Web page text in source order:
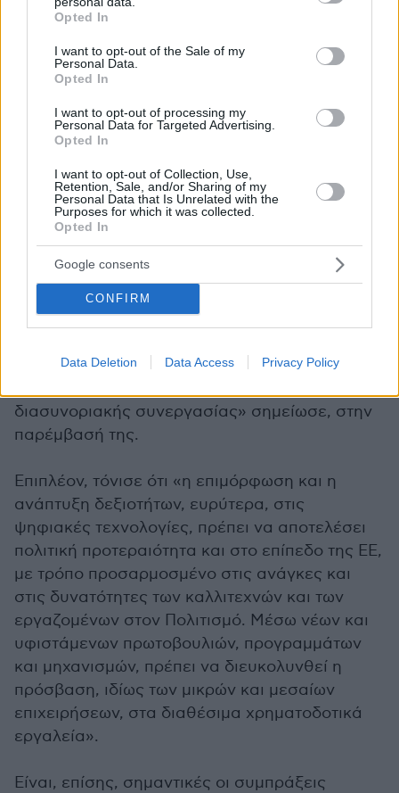
grant or deny consent to Google and its third-party tags to
use your data for below specified purposes in below Google
consent section.
Opted In
I want to opt-out of the Sale of my
Personal Data.
Opted In
I want to opt-out of processing my
Personal Data for Targeted Advertising.
Opted In
I want to opt-out of Collection, Use,
Retention, Sale, and/or Sharing of my
Personal Data that Is Unrelated with the
Purposes for which it was collected.
Opted In
Google consents
CONFIRM
Data Deletion Data Access Privacy Policy
συμπεριλαμβανομένου του Πολιτισμού, με
προωθείται η ανάπτυξη συνεργατικών δικτύων,
ανάμεσα στους κρατικούς φορείς, την
ακαδημαϊκή, την ερευνητική και την
επιχειρηματική κοινότητα για την υλοποίηση
ανταλλαγής τεχνογνωσίας και ανάπτυξης
βέλτιστων πρακτικών. Στον πολιτιστικό και
δημιουργικό κλάδο, η ενημέρωση, η εξοικείωση
και η ενσωμάτωση τεχνολογιών τεχνητής
νοημοσύνης αρχίζει σταδιακά να αποκτά θέση
στα προγράμματα κατάρτισης, ανάπτυξης και
ενίσχυσης νέων δεξιοτήτων των καλλιτεχνών
ενθάρρυνση και έμπρακτη στήριξη της
διασυνοριακής συνεργασίας» σημείωσε, στην
παρέμβασή της.
Επιπλέον, τόνισε ότι «η επιμόρφωση και η
ανάπτυξη δεξιοτήτων, ευρύτερα, στις
ψηφιακές τεχνολογίες, πρέπει να αποτελέσει
πολιτική προτεραιότητα και στο επίπεδο της ΕΕ,
με τρόπο προσαρμοσμένο στις ανάγκες και
στις δυνατότητες των καλλιτεχνών και των
εργαζομένων στον Πολιτισμό. Μέσω νέων και
υφιστάμενων πρωτοβουλιών, προγραμμάτων
και μηχανισμών, πρέπει να διευκολυνθεί η
πρόσβαση, ιδίως των μικρών και μεσαίων
επιχειρήσεων, στα διαθέσιμα χρηματοδοτικά
εργαλεία».
Είναι, επίσης, σημαντικές οι συμπράξεις